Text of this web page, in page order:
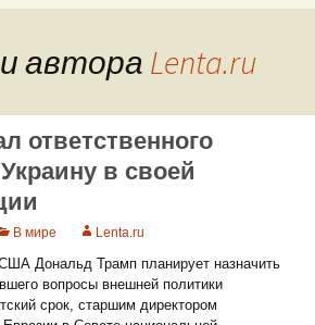
автора Lenta.ru
ответственного
в своей
В мире Lenta.ru
Дональд Трамп планирует назначить
вопросы внешней политики
срок, старшим директором